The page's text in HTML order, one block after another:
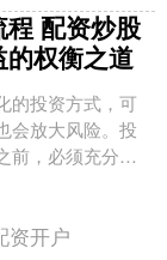
配资炒股
权衡之道
的投资方式，可
会放大风险。投
前，必须充分了
权衡。 在信托
....
资开户